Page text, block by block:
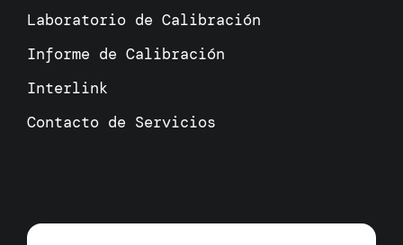
Laboratorio de Calibración
Informe de Calibración
Interlink
Contacto de Servicios